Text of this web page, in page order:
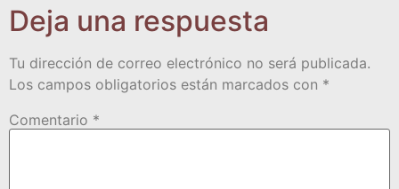
Deja una respuesta
Tu dirección de correo electrónico no será publicada.
Los campos obligatorios están marcados con *
Comentario *